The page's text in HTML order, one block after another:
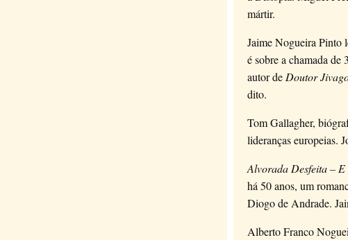
mártir.
Jaime Nogueira Pinto
é sobre a chamada de
autor de Doutor
dito.
Tom Gallagher,
lideranças europeias.
Alvorada Desfeita –
há 50 anos, um
Diogo de Andrade.
Alberto Franco